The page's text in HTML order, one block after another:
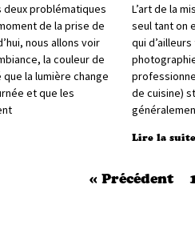
deux problématiques
de la prise de
nous allons voir
la couleur de
la lumière change
et que les
L’art de la
seul tant on
qui
de cuisine)
Lire la suite
« Précédent